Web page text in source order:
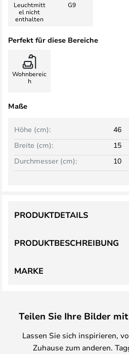
Leuchtmitt
el nicht
enthalten
G9
Perfekt für diese Bereiche
Wohnbereic
h
Maße
Breite (cm): 15
Höhe (cm): 46
Durchmesser (cm): 10
PRODUKTBESCHREIBUNG
PRODUKTDETAILS
MARKE
Teilen Sie Ihre Bilder
Lassen Sie sich inspirieren,
Zuhause zum anderen.